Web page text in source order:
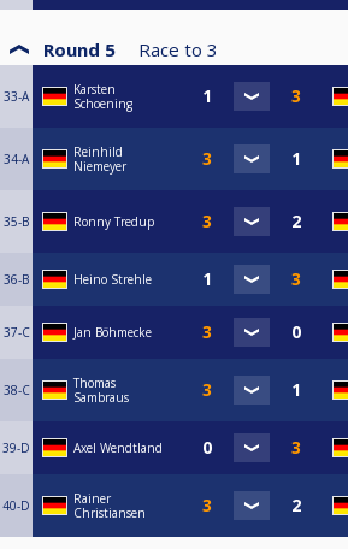
Round 5 Race to 3
33-A
Karsten
Schoening
34-A
Reinhild
Niemeyer
35-B Ronny Tredup
36-B Heino Strehle
37-C Jan Böhmecke
38-C
Thomas
Sambraus
39-D Axel Wendtland
40-D
Rainer
Christiansen